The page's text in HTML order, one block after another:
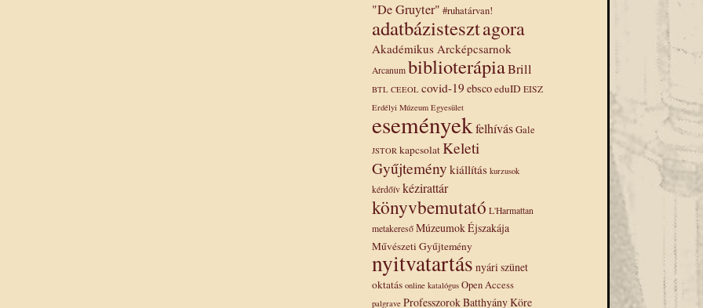
"De Gruyter" #ruhatárvan!
adatbázistesztagora
Akadémikus Arcképcsarnok
Arcanum biblioterápiaBrill
BTL CEEOL covid-19 ebscoeduID EISZ
Erdélyi Múzeum Egyesület
eseményekfelhívásGale
JSTOR kapcsolatKeleti
Gyűjtemény kiállítás kurzusok
kérdőív kézirattár
könyvbemutató L'Harmattan
metakereső Múzeumok Éjszakája
Művészeti Gyűjtemény
nyitvatartás nyári szünet
oktatás online katalógus Open Access
palgrave Professzorok Batthyány Köre